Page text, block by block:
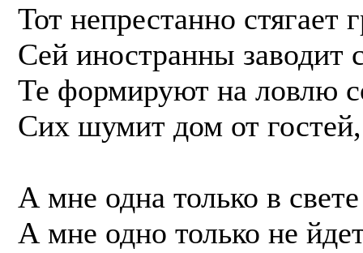
Тот непрестанно стягает
Сей иностранны заводит
Те формируют на ловлю
Сих шумит дом от гостей,
А мне одна только в
А мне одно только не